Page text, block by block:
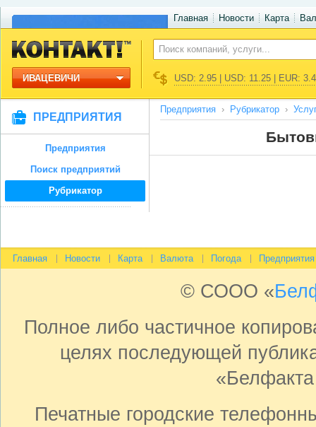
Главная Новости Карта
ИВАЦЕВИЧИ USD: 2.95 | USD: 11.25 | EUR:
ПРЕДПРИЯТИЯ
Предприятия
Поиск предприятий
Рубрикатор
Предприятия Рубрикатор
Главная Новости Карта Валюта Погода Предприятия
© СООО «
Полное либо частичное
целях последующей
Печатные городские